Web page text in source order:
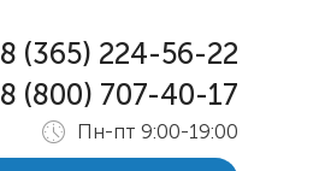
8 (365) 224-56-22
8 (800) 707-40-17
Пн-пт 9:00-19:00